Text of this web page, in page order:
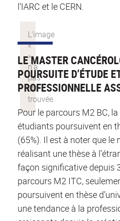
l’IARC et le CERN.
LE MASTER
POURSUITE D’ÉTUDE
PROFESSIONNELLE
Pour le parcours M2 BC,
étudiants poursuivent en
(65%). Il est à noter que le
réalisant une thèse à
façon significative depuis
parcours M2 ITC,
poursuivent en thèse
une tendance à la